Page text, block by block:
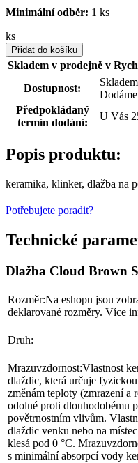
Minimální odběr: 1 ks
ks
Přidat do košíku
Skladem v prodejně v
Dostupnost:
Předpokládaný
termín dodání:
U Vás
Popis produktu:
keramika, klinker, dlažba na
Potřebujete poradit?
Technické
Dlažba Cloud Brown
Rozměr:Na eshopu jsou
deklarované rozměry. Více
Druh:
Mrazuvzdornost:Vlastnost
dlaždic, která určuje
změnám teploty (zmrazení a
odolné proti dlouhodobému
povětrnostním vlivům.
dlaždic venku nebo na
klesá pod 0 °C.
s minimální absorpcí vody